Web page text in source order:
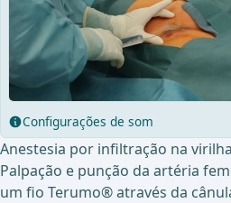
Configurações de som
Anestesia por infiltração na
Palpação e punção da artéria
um fio Terumo® através da